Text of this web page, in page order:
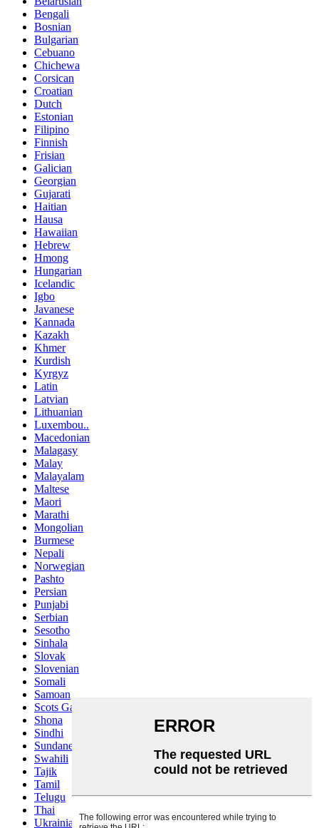
Bengali
Bosnian
Bulgarian
Cebuano
Chichewa
Corsican
Croatian
Dutch
Estonian
Filipino
Finnish
Frisian
Galician
Georgian
Gujarati
Haitian
Hausa
Hawaiian
Hebrew
Hmong
Hungarian
Icelandic
Igbo
Javanese
Kannada
Kazakh
Khmer
Kurdish
Kyrgyz
Latin
Latvian
Lithuanian
Luxembou..
Macedonian
Malagasy
Malay
Malayalam
Maltese
Maori
Marathi
Mongolian
Burmese
Nepali
Norwegian
Pashto
Persian
Punjabi
Serbian
Sesotho
Sinhala
Slovak
Slovenian
Somali
Samoan
Scots Gaelic
Shona
Sindhi
Sundanese
Swahili
Tajik
Tamil
Telugu
Thai
Ukrainian